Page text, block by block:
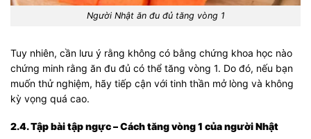
Người Nhật ăn đu đủ tăng vòng 1
Tuy nhiên, cần lưu ý rằng không có bằng chứng khoa học nào
chứng minh rằng ăn đu đủ có thể tăng vòng 1. Do đó, nếu bạn
muốn thử nghiệm, hãy tiếp cận với tinh thần mở lòng và không
kỳ vọng quá cao.
2.4. Tập bài tập ngực – Cách tăng vòng 1 của người Nhật